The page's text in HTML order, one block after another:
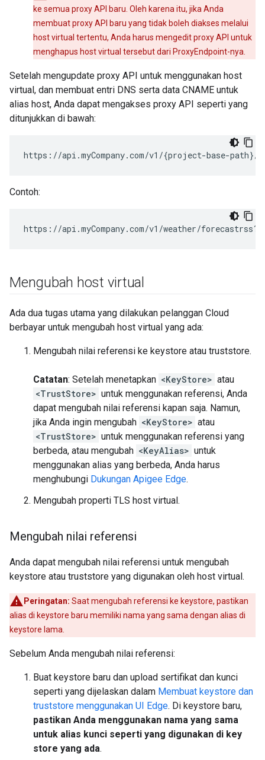
ke semua proxy API baru. Oleh karena itu, jika Anda
membuat proxy API baru yang tidak boleh diakses melalui
host virtual tertentu, Anda harus mengedit proxy API untuk
menghapus host virtual tersebut dari ProxyEndpoint-nya.
Setelah mengupdate proxy API untuk menggunakan host
virtual, dan membuat entri DNS serta data CNAME untuk
alias host, Anda dapat mengakses proxy API seperti yang
ditunjukkan di bawah:
https://api.myCompany.com/v1/{project-base-path}/
Contoh:
https://api.myCompany.com/v1/weather/
Mengubah host virtual
Ada dua tugas utama yang dilakukan pelanggan Cloud
berbayar untuk mengubah host virtual yang ada:
Mengubah nilai referensi ke keystore atau truststore.
Catatan: Setelah menetapkan <KeyStore> atau
<TrustStore> untuk menggunakan referensi, Anda
dapat mengubah nilai referensi kapan saja. Namun,
jika Anda ingin mengubah <KeyStore> atau
<TrustStore> untuk menggunakan referensi yang
berbeda, atau mengubah <KeyAlias> untuk
menggunakan alias yang berbeda, Anda harus
menghubungi Dukungan Apigee Edge.
Mengubah properti TLS host virtual.
Mengubah nilai referensi
Anda dapat mengubah nilai referensi untuk mengubah
keystore atau truststore yang digunakan oleh host virtual.
Peringatan: Saat mengubah referensi ke keystore, pastikan
alias di keystore baru memiliki nama yang sama dengan alias di
keystore lama.
Sebelum Anda mengubah nilai referensi:
Buat keystore baru dan upload sertifikat dan kunci
seperti yang dijelaskan dalam Membuat keystore dan
truststore menggunakan UI Edge. Di keystore baru,
pastikan Anda menggunakan nama yang sama
untuk alias kunci seperti yang digunakan di key
store yang ada.